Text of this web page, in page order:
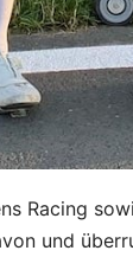
Racing
und